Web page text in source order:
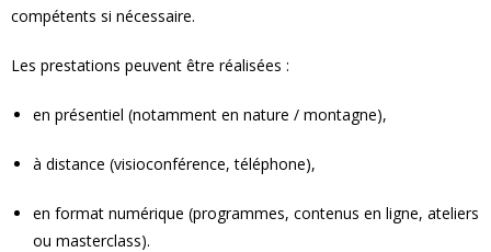
compétents si nécessaire.
Les prestations peuvent être réalisées :
en présentiel (notamment en nature / montagne),
à distance (visioconférence, téléphone),
en format numérique (programmes, contenus en ligne, ateliers
ou masterclass).